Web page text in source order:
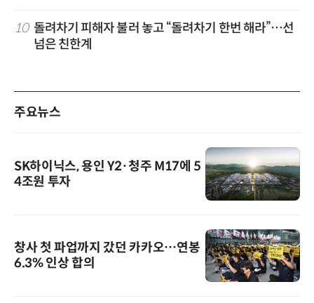
10 돌려차기 피해자 불러 놓고 “돌려차기 한번 해라”…선
넘은 친한계
주요뉴스
SK하이닉스, 용인 Y2·청주 M17에 5
4조원 투자
창사 첫 파업까지 갔던 카카오…연봉
6.3% 인상 합의